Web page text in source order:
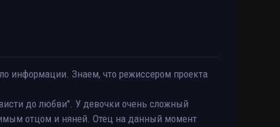
информации. Знаем, что режиссером проекта
до любви". У девочки очень сложный
отцом и няней. Отец на данный момент